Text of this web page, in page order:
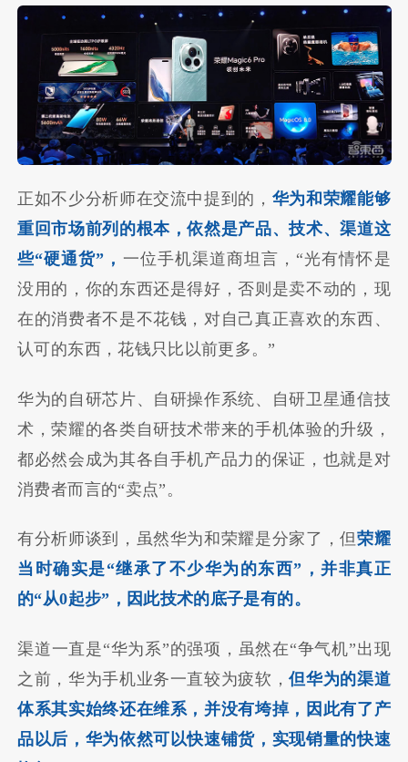
正如不少分析师在交流中提到的， 华为和荣耀能够
重回市场前列的根本，依然是产品、技术、渠道这
些“硬通货”， 一位手机渠道商坦言，“光有情怀是
没用的，你的东西还是得好，否则是卖不动的，现
在的消费者不是不花钱，对自己真正喜欢的东西、
认可的东西，花钱只比以前更多。”
华为的自研芯片、自研操作系统、自研卫星通信技
术，荣耀的各类自研技术带来的手机体验的升级，
都必然会成为其各自手机产品力的保证，也就是对
消费者而言的“卖点”。
有分析师谈到，虽然华为和荣耀是分家了，但荣耀
当时确实是“继承了不少华为的东西”，并非真正
的“从0起步”，因此技术的底子是有的。
渠道一直是“华为系”的强项，虽然在“争气机”出现
之前，华为手机业务一直较为疲软，但华为的渠道
体系其实始终还在维系，并没有垮掉，因此有了产
品以后，华为依然可以快速铺货，实现销量的快速